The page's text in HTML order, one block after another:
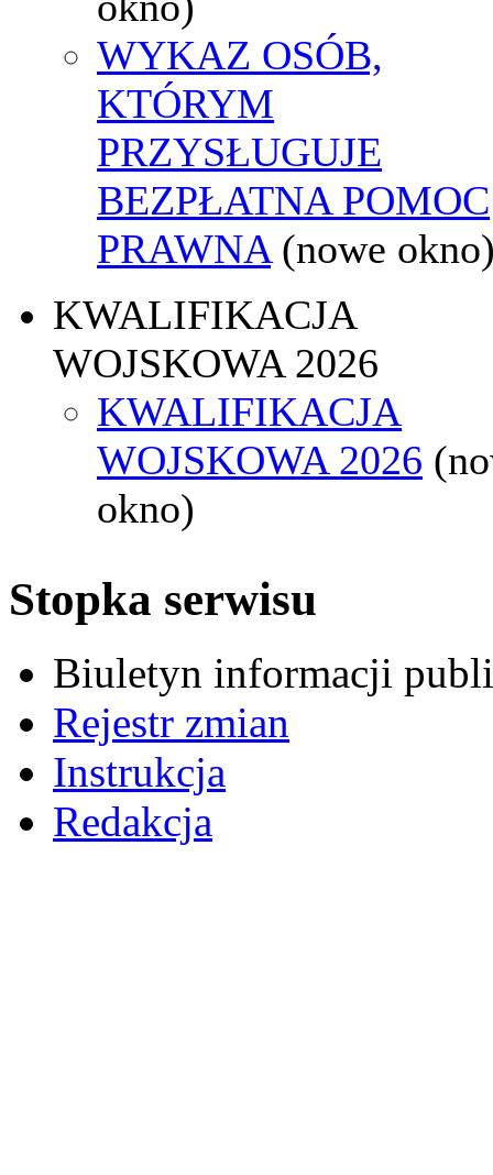
WYKAZ OSÓB,
KTÓRYM
PRZYSŁUGUJE
BEZPŁATNA POMOC
PRAWNA (nowe
KWALIFIKACJA
WOJSKOWA 2026
KWALIFIKACJA
WOJSKOWA 2026
okno)
Stopka serwisu
Biuletyn informacji
Rejestr zmian
Instrukcja
Redakcja